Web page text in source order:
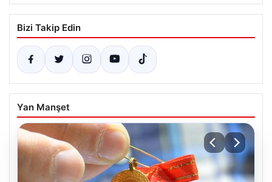
Bizi Takip Edin
Yan Manşet